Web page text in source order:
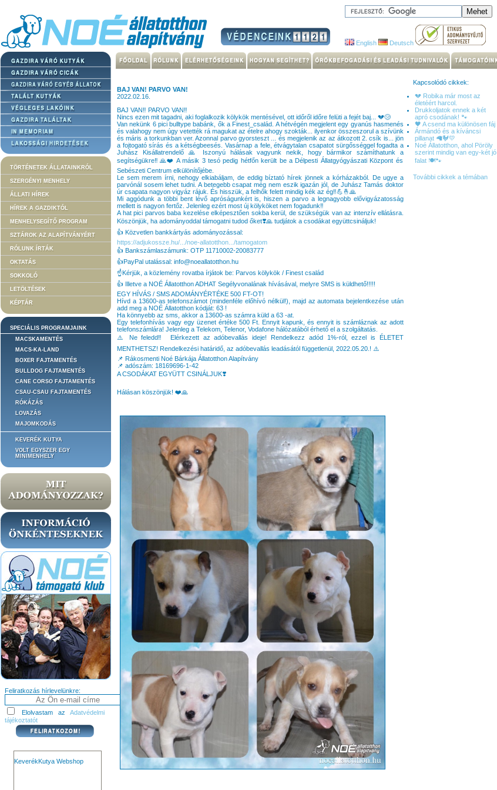
English Deutsch
TÖRTÉNETEK ÁLLATAINKRÓL
SZERGÉNYI MENHELY
ÁLLATI HÍREK
HÍREK A GAZDIKTÓL
MENHELYSEGÍTŐ PROGRAM
SZTÁROK AZ ALAPÍTVÁNYÉRT
RÓLUNK ÍRTÁK
OKTATÁS
SOKKOLÓ
LETÖLTÉSEK
KÉPTÁR
SPECIÁLIS PROGRAMJAINK
MACSKAMENTÉS
MACS-KA-LAND
BOXER FAJTAMENTÉS
BULLDOG FAJTAMENTÉS
CANE CORSO FAJTAMENTÉS
CSAU-CSAU FAJTAMENTÉS
RÓKÁZÁS
LOVAZÁS
MAJOMKODÁS
KEVERÉK KUTYA
VOLT EGYSZER EGY
MINIMENHELY
Feliratkozás hírlevelünkre:
Elolvastam az Adatvédelmi
tájékoztatót
KeverékKutya Webshop
BAJ VAN! PARVO VAN!
2022.02.16.
BAJ VAN‼️ PARVO VAN‼️
Nincs ezen mit tagadni, aki foglalkozik kölykök mentésével, ott időről időre felüti a fejét baj... 💔😢
Van nekünk 6 pici bulltype babánk, ők a Finest_család. A hétvégén megjelent egy gyanús hasmenés
és valahogy nem úgy vetették rá magukat az ételre ahogy szokták... ilyenkor összeszorul a szívünk
és máris a torkunkban ver. Azonnal parvo gyorsteszt ... és megjelenik az az átkozott 2. csík is... jön
a fojtogató sírás és a kétségbeesés. Vasárnap a fele, étvágytalan csapatot sürgősséggel fogadta a
Juhász Kisállatrendelő 🙏 Iszonyú hálásak vagyunk nekik, hogy bármikor számíthatunk a
segítségükre‼️🙏❤️ A másik 3 tesó pedig hétfőn került be a Délpesti Állatgyógyászati Központ és
Sebészeti Centrum elkülönítőjébe.
Le sem merem írni, nehogy elkiabáljam, de eddig bíztató hírek jönnek a kórházakból. De ugye a
parvónál sosem lehet tudni. A betegebb csapat még nem eszik igazán jól, de Juhász Tamás doktor
úr csapata nagyon vigyáz rájuk. És hisszük, a felhők felett mindig kék az ég‼️💪🤞🙏
Mi aggódunk a többi bent lévő apróságunkért is, hiszen a parvo a legnagyobb elővigyázatosság
mellett is nagyon fertőz. Jelenleg ezért most új kölyköket nem fogadunk‼️
A hat pici parvos baba kezelése elképesztően sokba kerül, de szükségük van az intenzív ellátásra.
Köszönjük, ha adományoddal támogatni tudod őket❣️🙏 tudjátok a csodákat együttcsináljuk!
👍 Közvetlen bankkártyás adományozással:
https://adjukossze.hu/.../noe-allatotthon.../tamogatom
👍 Bankszámlaszámunk: OTP 11710002-20083777
👍PayPal utalással: info@noeallatotthon.hu
☝️Kérjük, a közlemény rovatba írjátok be: Parvos kölykök / Finest család
👍 Illetve a NOÉ Állatotthon ADHAT Segélyvonalának hívásával, melyre SMS is küldhető!!!!!
EGY HÍVÁS / SMS ADOMÁNYÉRTÉKE 500 FT-OT!
Hívd a 13600-as telefonszámot (mindenféle előhívó nélkül!), majd az automata bejelentkezése után
add meg a NOÉ Állatotthon kódját: 63 !
Ha könnyebb az sms, akkor a 13600-as számra küld a 63 -at.
Egy telefonhívás vagy egy üzenet értéke 500 Ft. Ennyit kapunk, és ennyit is számláznak az adott
telefonszámlára! Jelenleg a Telekom, Telenor, Vodafone hálózatából érhető el a szolgáltatás.
⚠️ Ne feledd‼️ Elérkezett az adóbevallás ideje! Rendelkezz adód 1%-ról, ezzel is ÉLETET
MENTHETSZ! Rendelkezési határidő, az adóbevallás leadásától függetlenül, 2022.05.20.! ⚠️
📌 Rákosmenti Noé Bárkája Állatotthon Alapítvány
📌 adószám: 18169696-1-42
A CSODÁKAT EGYÜTT CSINÁLJUK❣️
Hálásan köszönjük! ❤️🙏
Kapcsolódó cikkek:
💔 Robika már most az
életéért harcol.
Drukkoljatok ennek a két
apró csodának! 🐾
🖤 A csend ma különösen fáj
Ármándó és a kíváncsi
pillanat 🦙🐓💛
Noé Állatotthon, ahol Pöröly
szerint mindig van egy-két jó
falat 🍽️🐾
További cikkek a témában